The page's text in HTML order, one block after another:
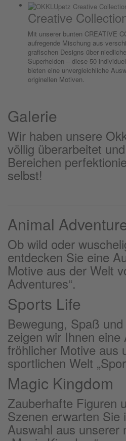
Creative
Mit unserer bunten CREATIVE
aufregende Mischung aus
grafischen Designs über
Superhelden – diese 50
bieten eine unvergleichliche
originellen Motiven.
Galerie
Wir haben unsere
völlig überarbeitet
Bereichen
selbst!
Animal
Ob wild oder
entdecken Sie eine
Motive aus der Welt
Adventures“.
Sports Life
Bewegung, Spaß
zeigen wir Ihnen eine
fröhlicher Motive aus
sportlichen Welt
Magic Kingdom
Zauberhafte Figuren
Szenen erwarten Sie
Auswahl aus unserer